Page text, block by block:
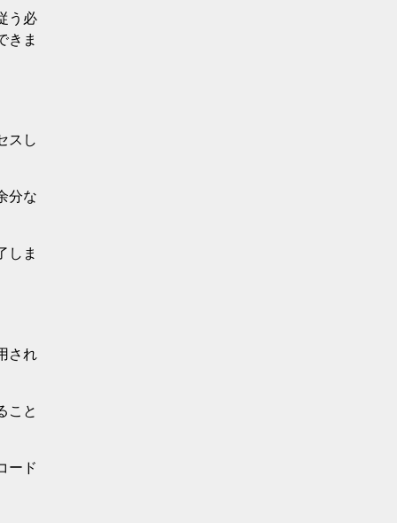
う必
きま
スし
分な
しま
され
こと
ード